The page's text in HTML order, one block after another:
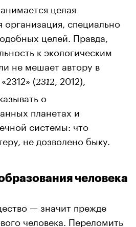
целая
организация, специально
целей. Правда,
к экологическим
не мешает автору в
(2312
, 2012),
о
планетах и
системы: что
не дозволено быку.
человека
— значит прежде
человека. Переломить